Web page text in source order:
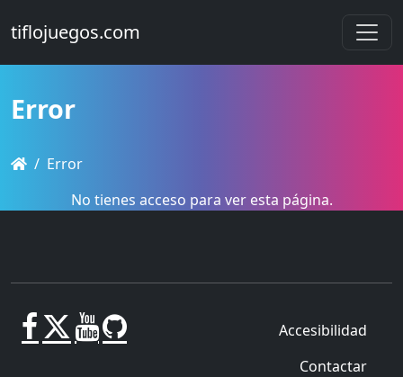
tiflojuegos.com
Error
Error
No tienes acceso para ver esta página.
Accesibilidad
Contactar